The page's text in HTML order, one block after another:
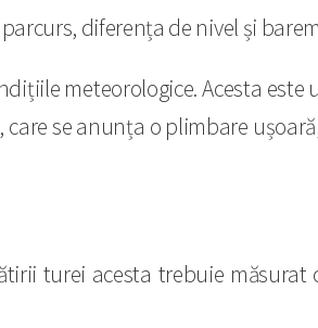
diferența de nivel și
meteorologice. Acesta
se anunța o plimbare
turei acesta trebuie măsurat